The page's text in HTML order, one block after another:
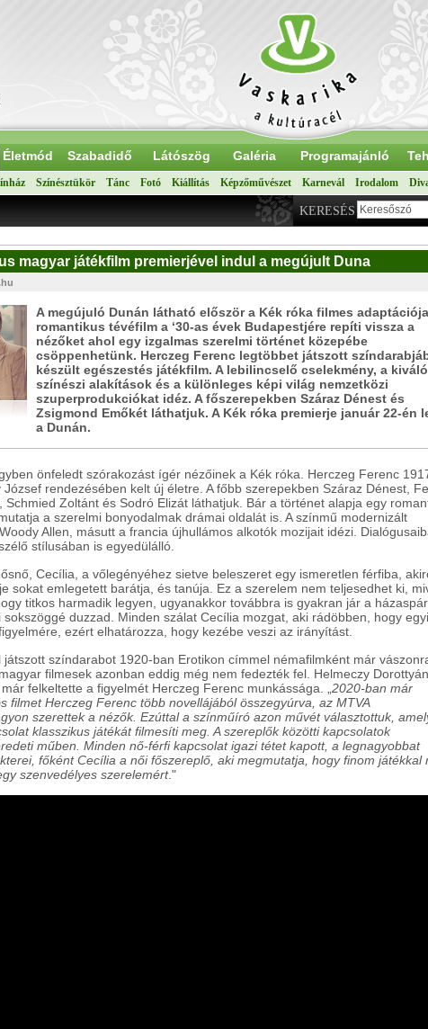
Életmód Szabadidő Látószög Galéria Programajánló
Színésztükör Tánc Fotó Kiállítás Képzőművészet Karnevál Irodalom
KERESÉS
magyar játékfilm premierjével indul a megújult Duna
A megújuló Dunán látható először a Kék róka filmes
romantikus tévéfilm a ‘30-as évek Budapestjére repíti vissza a
nézőket ahol egy izgalmas szerelmi történet közepébe
csöppenhetünk. Herczeg Ferenc legtöbbet játszott
készült egészestés játékfilm. A lebilincselő cselekmény, a kiváló
színészi alakítások és a különleges képi világ nemzetközi
szuperprodukciókat idéz. A főszerepekben Száraz Dénest és
Zsigmond Emőkét láthatjuk. A Kék róka premierje január 22-én
a Dunán.
önfeledt szórakozást ígér nézőinek a Kék róka. Herczeg Ferenc
rendezésében kelt új életre. A főbb szerepekben Száraz Dénest,
Schmied Zoltánt és Sodró Elizát láthatjuk. Bár a történet alapja egy
a szerelmi bonyodalmak drámai oldalát is. A színmű modernizált
Allen, másutt a francia újhullámos alkotók mozijait idézi.
stílusában is egyedülálló.
Cecília, a vőlegényéhez sietve beleszeret egy ismeretlen férfiba,
sokat emlegetett barátja, és tanúja. Ez a szerelem nem teljesedhet ki,
titkos harmadik legyen, ugyanakkor továbbra is gyakran jár a
duzzad. Minden szálat Cecília mozgat, aki rádöbben, hogy
ezért elhatározza, hogy kezébe veszi az irányítást.
játszott színdarabot 1920-ban Erotikon címmel némafilmként már
filmesek azonban eddig még nem fedezték fel. Helmeczy
felkeltette a figyelmét Herczeg Ferenc munkássága. „ 2020-ban már
filmet Herczeg Ferenc több novellájából összegyúrva, az MTVA
szerettek a nézők. Ezúttal a színműíró azon művét választottuk,
klasszikus játékát filmesíti meg. A szereplők közötti kapcsolatok
műben. Minden nő-férfi kapcsolat igazi tétet kapott, a legnagyobbat
főként Cecília a női főszereplő, aki megmutatja, hogy finom játékkal
szenvedélyes szerelemért."